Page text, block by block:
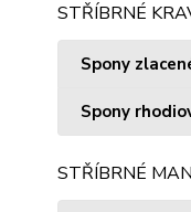
STŘÍBRNÉ
Spony
Spony
STŘÍBRNÉ